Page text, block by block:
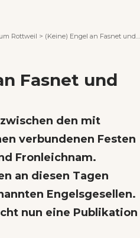
Rottweil > (Keine) Engel an Fasnet und Festtagen
Fasnet und
den mit
verbundenen Festen
Fronleichnam.
an diesen Tagen
Engelsgesellen.
nun eine Publikation